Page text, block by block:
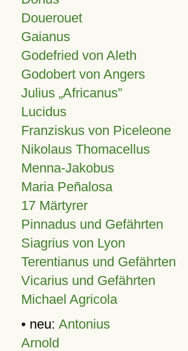
Douerouet
Gaianus
Godefried von Aleth
Godobert von Angers
Julius Africanus
Lucidus
Franziskus von Piceleone
Nikolaus Thomacellus
Menna-Jakobus
Maria Peñalosa
17 Märtyrer
Pinnadus und Gefährten
Siagrius von Lyon
Terentianus und Gefährten
Vicarius und Gefährten
Michael Agricola
• neu: Antonius
Arnold